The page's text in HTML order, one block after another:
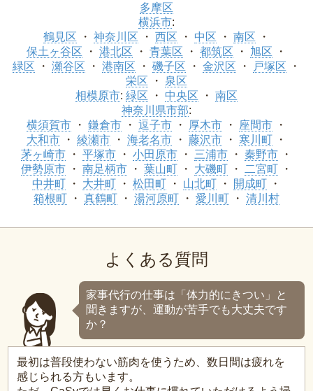
多摩区
横浜市:
鶴見区
神奈川区 西区 中区
南区
保土ヶ谷区
港北区 青葉区 都筑区
旭区
緑区
瀬谷区 港南区 磯子区 金沢区
戸塚区
栄区
泉区
相模原市: 緑区 中央区
南区
神奈川県市部:
横須賀市
鎌倉市 逗子市 厚木市
座間市
大和市
綾瀬市 海老名市 藤沢市
寒川町
茅ヶ崎市
平塚市 小田原市 三浦市
秦野市
伊勢原市
南足柄市 葉山町 大磯町
二宮町
中井町
大井町 松田町 山北町
開成町
箱根町
真鶴町 湯河原町 愛川町 清川村
よくある質問
家事代行の仕事は「体力的にきつい」と
聞きますが、運動が苦手でも大丈夫です
か？
最初は普段使わない筋肉を使うため、数日間は疲れを
感じられる方もいます。